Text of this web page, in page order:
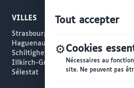
VILLES
Strasbourg
Haguenau
Schiltigheim
Illkirch-Graffenstaden
Sélestat
Tout accepter
⚙️Cookies
Nécessaires au
site. Ne peuvent pas